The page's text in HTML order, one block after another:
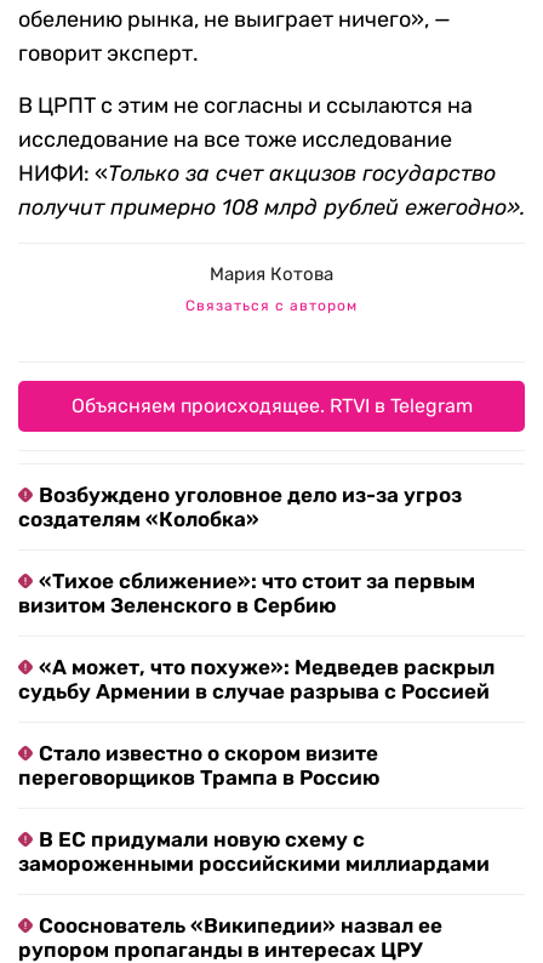
обелению рынка, не выиграет ничего», —
говорит эксперт.
В ЦРПТ с этим не согласны и ссылаются на
исследование на все тоже исследование
НИФИ: «Только за счет акцизов государство
получит примерно 108 млрд рублей ежегодно».
Мария Котова
Связаться с автором
Объясняем происходящее. RTVI в Telegram
Возбуждено уголовное дело из-за угроз
создателям «Колобка»
«Тихое сближение»: что стоит за первым
визитом Зеленского в Сербию
«А может, что похуже»: Медведев раскрыл
судьбу Армении в случае разрыва с Россией
Стало известно о скором визите
переговорщиков Трампа в Россию
В ЕС придумали новую схему с
замороженными российскими миллиардами
Сооснователь «Википедии» назвал ее
рупором пропаганды в интересах ЦРУ